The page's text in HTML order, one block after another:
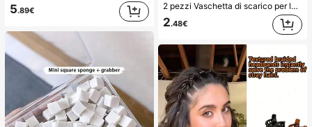
5.89€ 2 pezzi Vaschetta di scarico per lavatrice, Tappetino di protezione impermeabile per pavimento della lavanderia, Vaschetta anti-traboccamento e anti-perdita, Accessori durevoli per lavatrice, Forniture per la pulizia dell'area lavanderia domestica & Organizzazione della casa
2.48€